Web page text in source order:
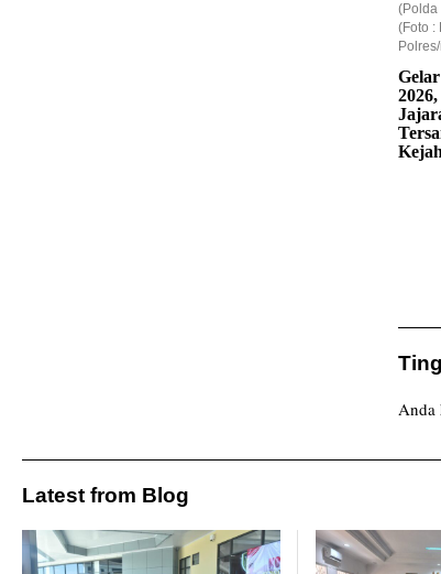
(Polda
(Foto :
Anda
Latest from Blog